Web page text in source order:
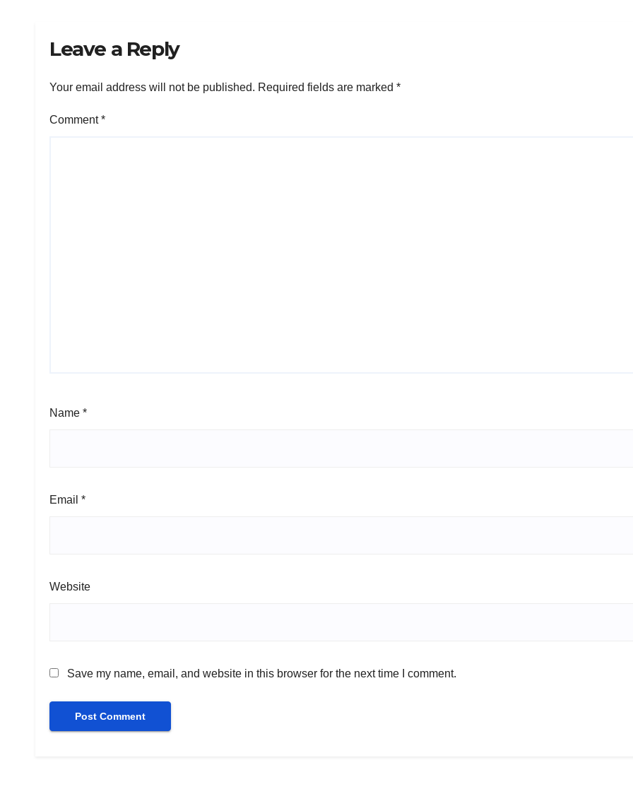
Leave a Reply
Your email address will not be published. Required fields are marked *
Comment*
Name *
Email *
Website
Save my name, email, and website in this browser for the next time I comment.